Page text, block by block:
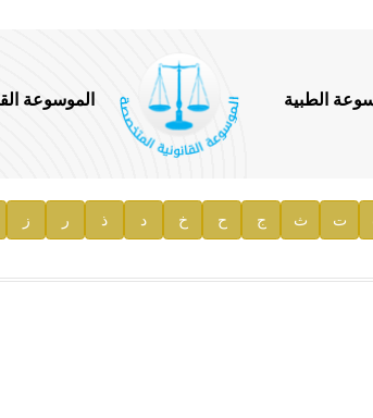
من موسوعة الآثار في سورية
الطبية الموسوعة
ت ث ج ح خ د ذ ر ز